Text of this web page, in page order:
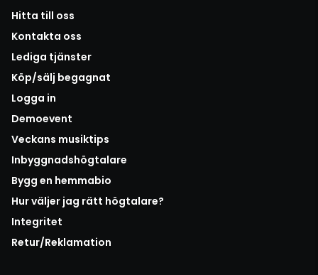
Hitta till oss
Kontakta oss
Lediga tjänster
Köp/sälj begagnat
Logga in
Demoevent
Veckans musiktips
Inbyggnadshögtalare
Bygg en hemmabio
Hur väljer jag rätt högtalare?
Integritet
Retur/Reklamation